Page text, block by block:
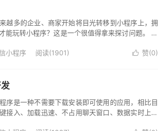
越多的企业、商家开始将目光转移到小程序上，拥
能玩转小程序？这是一个很值得拿来探讨问题。 小
小程序 阅读(1901)  赞(0)
序是一种不需要下载安装即可使用的应用，相比目
接入、加载迅速、不占用聊天窗口、数据实时上传